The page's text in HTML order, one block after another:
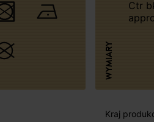
WYMIARY
Ctr bk length
Kraj